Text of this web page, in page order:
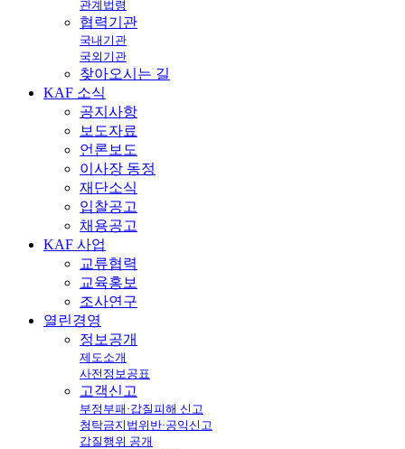
관계법령
협력기관
국내기관
국외기관
찾아오시는 길
KAF 소식
공지사항
보도자료
언론보도
이사장 동정
재단소식
입찰공고
채용공고
KAF 사업
교류협력
교육홍보
조사연구
열린경영
정보공개
제도소개
사전정보공표
고객신고
부정부패·갑질피해 신고
청탁금지법위반·공익신고
갑질행위 공개